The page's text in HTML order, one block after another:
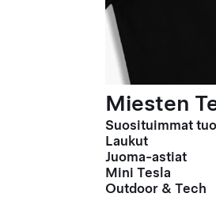
Miesten
Suosituimmat
Laukut
Juoma-astiat
Mini Tesla
Outdoor & Tech